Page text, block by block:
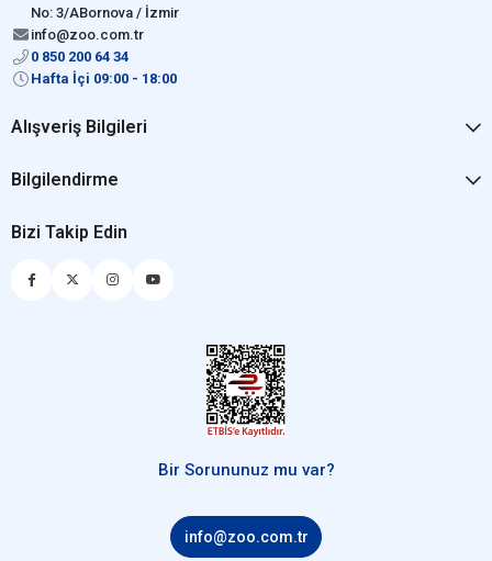
No: 3/ABornova / İzmir
info@zoo.com.tr
0 850 200 64 34
Hafta İçi 09:00 - 18:00
Alışveriş Bilgileri
Bilgilendirme
Bizi Takip Edin
Bir Sorununuz mu var?
info@zoo.com.tr